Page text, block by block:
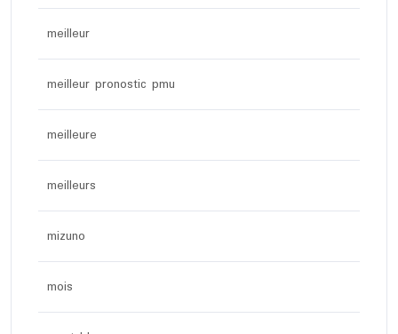
meilleur
meilleur pronostic pmu
meilleure
meilleurs
mizuno
mois